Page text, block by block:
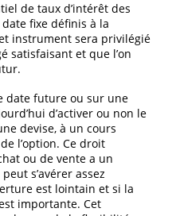
de taux d’intérêt des
date fixe définis à la
instrument sera privilégié
satisfaisant et que l’on
date future ou sur une
d’activer ou non le
devise, à un cours
l’option. Ce droit
ou de vente a un
s’avérer assez
est lointain et si la
importante. Cet